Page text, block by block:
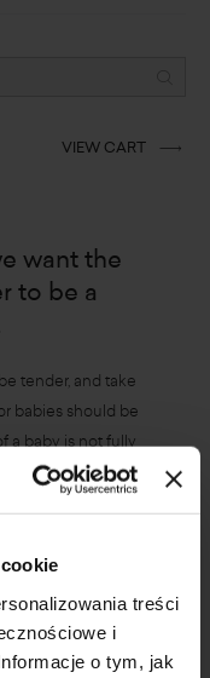
treści
i
o tym, jak
VIEW CART
want the
to be a
tender, and take
babies should be
a baby is not fully
to insufficient
Care range